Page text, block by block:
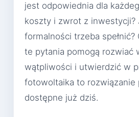
jest odpowiednia dla
koszty i zwrot z inwestycji?
formalności trzeba spełnić?
te pytania pomogą rozwiać
wątpliwości i utwierdzić w
fotowoltaika to rozwiązanie
dostępne już dziś.